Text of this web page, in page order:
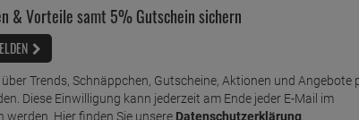
& Vorteile samt 5% Gutschein sichern
Trends, Schnäppchen, Gutscheine, Aktionen und Angebote
Diese Einwilligung kann jederzeit am Ende jeder E-Mail im
Hier finden Sie unsere Datenschutzerklärung.